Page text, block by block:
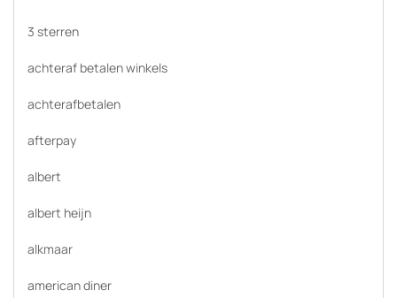
3 sterren
achteraf betalen winkels
achterafbetalen
afterpay
albert
albert heijn
alkmaar
american diner